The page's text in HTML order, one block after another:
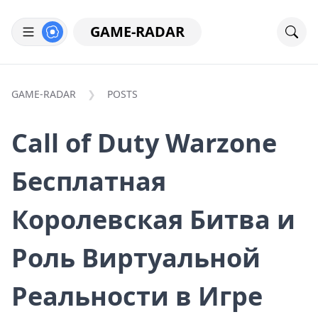
GAME-RADAR
GAME-RADAR POSTS
Call of Duty Warzone
Бесплатная
Королевская Битва и
Роль Виртуальной
Реальности в Игре